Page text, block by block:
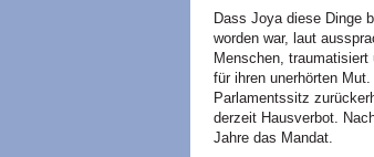
Dass Joya diese Dinge
worden war, laut
Menschen,
für ihren unerhörten
Parlamentssitz
derzeit Hausverbot.
Jahre das Mandat.